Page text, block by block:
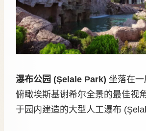
瀑布公园 (Şelale Park) 坐落在
俯瞰埃斯基谢希尔全景的最佳视
于园内建造的大型人工瀑布